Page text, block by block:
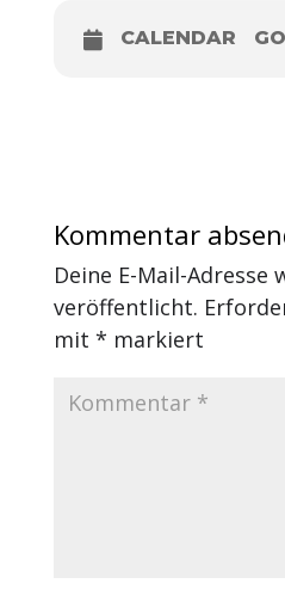
CALENDAR
Kommentar
Deine E-Mail-Adresse
veröffentlicht.
mit * markiert